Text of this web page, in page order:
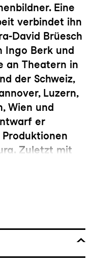
Eine
verbindet ihn
David Brüesch
Ingo Berk und
an Theatern in
der Schweiz,
Luzern,
Wien und
er
Zuletzt mit
Goethes
und